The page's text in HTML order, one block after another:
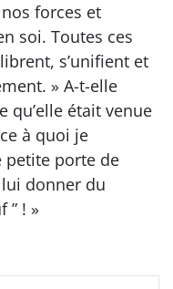
forces et
soi. Toutes ces
s’unifient et
» A-t-elle
qu’elle était venue
à quoi je
petite porte de
donner du
” ! »